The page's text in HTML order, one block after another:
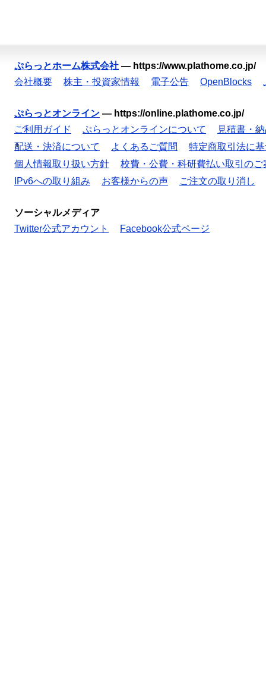
ぷらっとホーム株式会社 — https://www.plathome.co.jp/
会社概要
株主・投資家情報 電子公告 OpenBlocks
ぷらっとオンライン — https://online.plathome.co.jp/
ご利用ガイド
ぷらっとオンラインについて
見積書・
配送・決済について
よくあるご質問
特定商取引法に
個人情報取り扱い方針
校費・公費・科研費払い取引のご
IPv6への取り組み
お客様からの声 ご注文の取り消し
ソーシャルメディア
Twitter公式アカウント
Facebook公式ページ